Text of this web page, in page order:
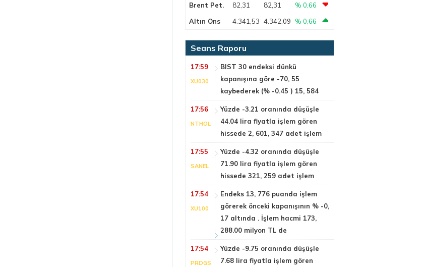
Brent Pet.
82,31 82,31
% 0,66
Altın Ons
4.341,53 4.342,09 % 0,66
Seans Raporu
17:59
XU030
BIST 30 endeksi dünkü
kapanışına göre -70, 55
kaybederek (% -0.45 ) 15, 584
17:56
NTHOL
Yüzde -3.21 oranında düşüşle
44.04 lira fiyatla işlem gören
hissede 2, 601, 347 adet işlem
17:55
SANEL
Yüzde -4.32 oranında düşüşle
71.90 lira fiyatla işlem gören
hissede 321, 259 adet işlem
17:54
XU100
Endeks 13, 776 puanda işlem
görerek önceki kapanışının % -0,
17 altında . İşlem hacmi 173,
288.00 milyon TL de
17:54
PRDGS
Yüzde -9.75 oranında düşüşle
7.68 lira fiyatla işlem gören